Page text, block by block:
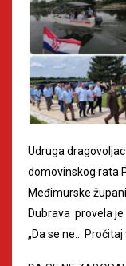
Udruga
domovinskog rata
Međimurske
Dubrava provela
„Da se ne…
Pročitaj